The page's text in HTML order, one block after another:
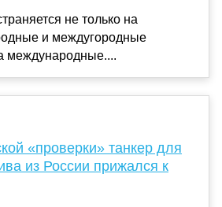
не только на
и междугородные
международные....
«проверки» танкер для
из России прижался к